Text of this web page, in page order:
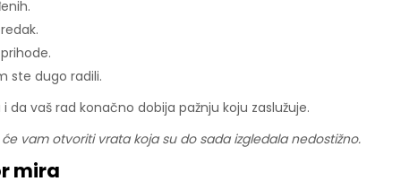
ste dugo radili.
vaš rad konačno dobija pažnju koju zaslužuje.
vam otvoriti vrata koja su do sada izgledala nedostižno.
mira